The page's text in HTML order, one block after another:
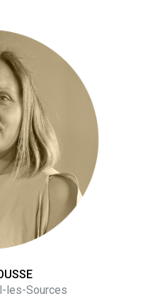
les-Sources